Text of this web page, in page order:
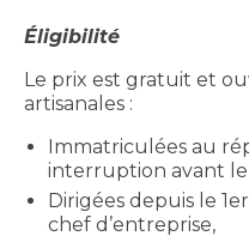
Éligibilité
Le prix est gratuit et
artisanales :
Immatriculées au
interruption avant le
Dirigées depuis le
chef d’entreprise,